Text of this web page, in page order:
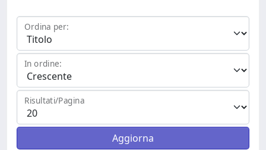
Ordina per:
In ordine:
Risultati/Pagina